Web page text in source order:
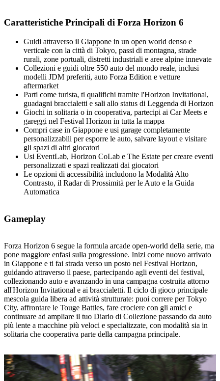
Caratteristiche Principali di Forza Horizon 6
Guidi attraverso il Giappone in un open world denso e
verticale con la città di Tokyo, passi di montagna, strade
rurali, zone portuali, distretti industriali e aree alpine innevate
Collezioni e guidi oltre 550 auto del mondo reale, inclusi
modelli JDM preferiti, auto Forza Edition e vetture
aftermarket
Parti come turista, ti qualifichi tramite l'Horizon Invitational,
guadagni braccialetti e sali allo status di Leggenda di Horizon
Giochi in solitaria o in cooperativa, partecipi ai Car Meets e
gareggi nel Festival Horizon in tutta la mappa
Compri case in Giappone e usi garage completamente
personalizzabili per esporre le auto, salvare layout e visitare
gli spazi di altri giocatori
Usi EventLab, Horizon CoLab e The Estate per creare eventi
personalizzati e spazi realizzati dai giocatori
Le opzioni di accessibilità includono la Modalità Alto
Contrasto, il Radar di Prossimità per le Auto e la Guida
Automatica
Gameplay
Forza Horizon 6 segue la formula arcade open‑world della serie, ma
pone maggiore enfasi sulla progressione. Inizi come nuovo arrivato
in Giappone e ti fai strada verso un posto nel Festival Horizon,
guidando attraverso il paese, partecipando agli eventi del festival,
collezionando auto e avanzando in una campagna costruita attorno
all'Horizon Invitational e ai braccialetti. Il ciclo di gioco principale
mescola guida libera ad attività strutturate: puoi correre per Tokyo
City, affrontare le Touge Battles, fare crociere con gli amici e
continuare ad ampliare il tuo Diario di Collezione passando da auto
più lente a macchine più veloci e specializzate, con modalità sia in
solitaria che cooperativa parte della campagna principale.